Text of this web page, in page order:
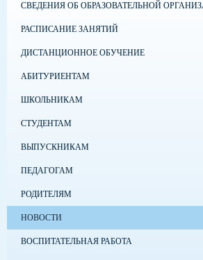
СВЕДЕНИЯ ОБ ОБРАЗОВАТЕЛЬНОЙ
РАСПИСАНИЕ ЗАНЯТИЙ
ДИСТАНЦИОННОЕ ОБУЧЕНИЕ
АБИТУРИЕНТАМ
ШКОЛЬНИКАМ
СТУДЕНТАМ
ВЫПУСКНИКАМ
ПЕДАГОГАМ
РОДИТЕЛЯМ
НОВОСТИ
ВОСПИТАТЕЛЬНАЯ РАБОТА